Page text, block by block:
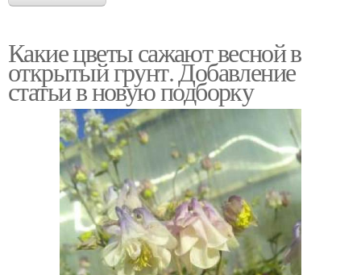
Какие цветы сажают весной в
открытый грунт. Добавление
статьи в новую подборку